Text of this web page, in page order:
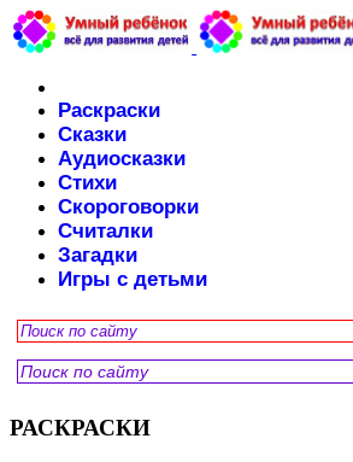
Раскраски
Сказки
Аудиосказки
Стихи
Скороговорки
Считалки
Загадки
Игры с детьми
РАСКРАСКИ